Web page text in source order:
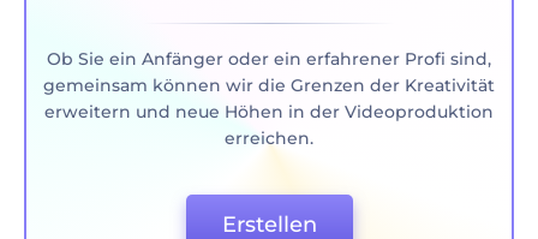
Ob Sie ein Anfänger oder ein erfahrener Profi sind,
gemeinsam können wir die Grenzen der Kreativität
erweitern und neue Höhen in der Videoproduktion
erreichen.
Erstellen